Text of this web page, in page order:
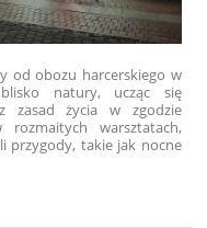
od obozu harcerskiego w
natury, ucząc się
zasad życia w zgodzie
warsztatach,
przygody, takie jak nocne